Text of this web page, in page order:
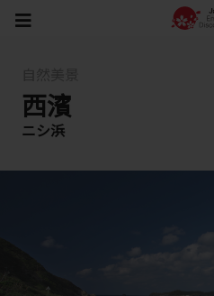
西濱
ニシ浜